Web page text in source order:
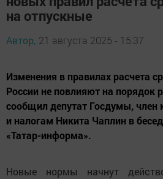
на отпускные
Автор, 21 августа 2025 - 15:37
Изменения в правилах расчета
России не повлияют на порядок
сообщил депутат Госдумы,
и налогам Никита Чаплин в
«Татар-информа».
Новые нормы начнут